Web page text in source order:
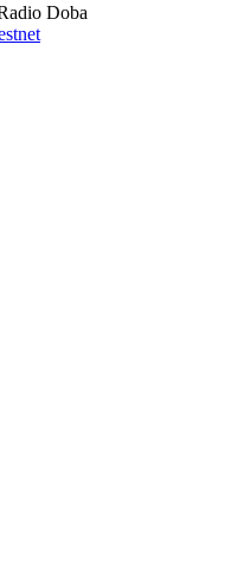
Doba